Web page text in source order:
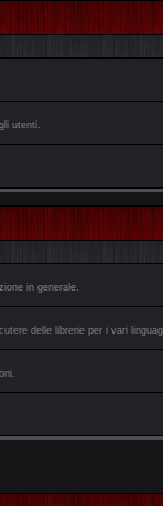
utenti.
in generale.
delle librerie per i vari